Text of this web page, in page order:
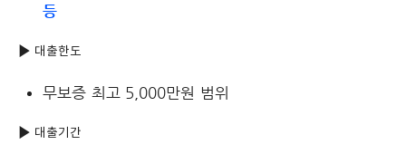
등
▶ 대출한도
무보증 최고 5,000만원 범위
▶ 대출기간